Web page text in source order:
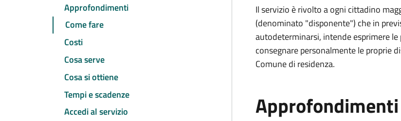
Approfondimenti
Come fare
Costi
Cosa serve
Cosa si ottiene
Tempi e scadenze
Accedi al servizio
Il servizio è rivolto a ogni cittadino
(denominato "disponente") che in
autodeterminarsi, intende esprimere
consegnare personalmente le proprie
Comune di residenza.
Approfondimenti